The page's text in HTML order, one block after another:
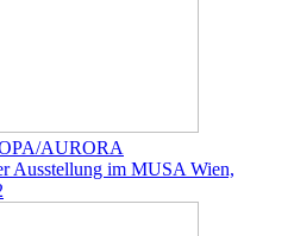
AURORA
Ausstellung im MUSA Wien,